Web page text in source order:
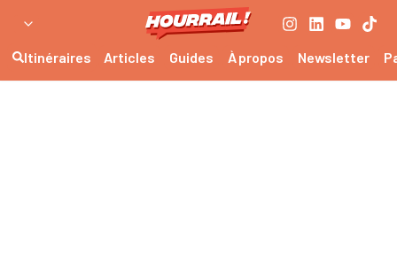
Itinéraires Articles Guides À propos Newsletter